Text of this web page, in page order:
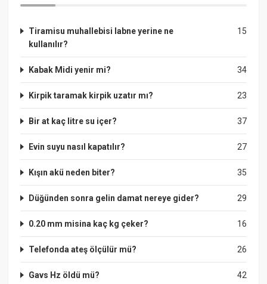
15
Tiramisu muhallebisi labne yerine ne
kullanılır?
34
Kabak Midi yenir mi?
23
Kirpik taramak kirpik uzatır mı?
37
Bir at kaç litre su içer?
27
Evin suyu nasıl kapatılır?
35
Kışın akü neden biter?
29
Düğünden sonra gelin damat nereye gider?
16
0.20 mm misina kaç kg çeker?
26
Telefonda ateş ölçülür mü?
42
Gavs Hz öldü mü?